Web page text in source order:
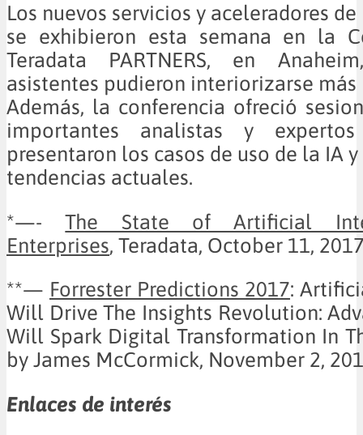
Los nuevos servicios y aceleradores
se exhibieron esta semana en la
Teradata PARTNERS, en
asistentes pudieron interiorizarse
Además, la conferencia ofreció
importantes analistas y
presentaron los casos de uso de la IA
tendencias actuales.
*—-The State of Artificial
Enterprises, Teradata, October 11,
**— Forrester Predictions 2017:
Will Drive The Insights Revolution:
Will Spark Digital Transformation In
by James McCormick, November 2,
Enlaces de interés